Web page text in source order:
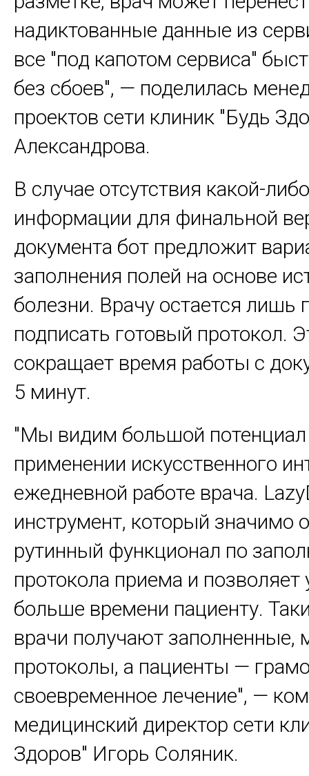
надиктованные данные из
все "под капотом сервиса"
без сбоев", — поделилась
проектов сети клиник "Будь
Александрова.
В случае отсутствия какой-либо
информации для финальной
документа бот предложит
заполнения полей на основе
болезни. Врачу остается лишь
подписать готовый протокол.
сокращает время работы с
5 минут.
"Мы видим большой
применении искусственного
ежедневной работе врача.
инструмент, который значимо
рутинный функционал по
протокола приема и позволяет
больше времени пациенту.
врачи получают заполненные,
протоколы, а пациенты —
своевременное лечение", —
медицинский директор сети
Здоров" Игорь Соляник.